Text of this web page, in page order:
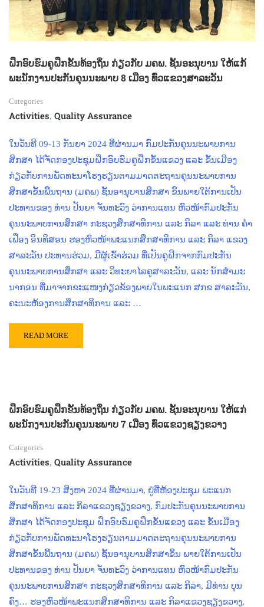
ຝຶກອົບຮົມຄູຝຶກຂັ້ນທ້ອງຖິ່ນ ກ່ຽວກັບ ມຄພ. ຊັ້ນອະນຸບານ ໃຫ້ແກ້
ພະນັກງານປະກັນຄຸນນະພາບ 8 ເມືອງ ທົ່ວແຂວງສາລະວັນ
Categories
Activities, Quality Assurance
ໃນວັນທີ 09-13 ກັນຍາ 2024 ທີ່ຜ່ານມາ ກົມປະກັນຄຸນນະພາບການ
ສຶກສາ ໄດ້ຈັດກອງປະຊຸມຝຶກອົບຮົມຄູຝຶກຂັ້ນແຂວງ ແລະ ຂັ້ນເມືອງ
ກ່ຽວກັບການພັດທະນາໂຮງຮຽນຕາມມາດຕະຖານຄຸນນະພາບການ
ສຶກສາຂັ້ນພື້ນຖານ (ມຄພ) ຊັ້ນອານຸບານສຶກສາ ຂຶ້ນພາຍໃຕ້ການເປັນ
ປະທານຂອງ ທ່ານ ປັນຍາ ຈັນທະວົງ ວ່າການແທນ ຫົວໜ້າກົມປະກັນ
ຄຸນນະພາບການສຶກສາ ກະຊວງສຶກສາທິການ ແລະ ກິລາ ແລະ ທ່ານ ຄໍາ
ເຟືອງ ອິນທິສອນ ຮອງຫົວໜ້າພະແນກສຶກສາທິການ ແລະ ກິລາ ແຂວງ
ສາລະວັນ ປະທານຮ່ວມ, ມີຜູ້ເຂົ້າຮ່ວມ ທີ່ເປັນຄູຝຶກຈາກກົມປະກັນ
ຄຸນນະພາບການສຶກສາ ແລະ ວິທະຍາໄລຄູສາລະວັນ, ແລະ ນັກສໍາມະ
ນາກອນ ທີ່ມາຈາກຂະແໜງກ່ຽວຂ້ອງພາຍໃນພະແນກ ສກຂ ສາລະວັນ,
ຄະນະຫ້ອງການສຶກສາທິການ ແລະ …
READ MORE
ຝຶກອົບຮົມຄູຝຶກຂັ້ນທ້ອງຖິ່ນ ກ່ຽວກັບ ມຄພ. ຊັ້ນອະນຸບານ ໃຫ້ແກ່
ພະນັກງານປະກັນຄຸນນະພາບ 7 ເມືອງ ທົ່ວແຂວງຊຽງຂວາງ
Categories
Activities, Quality Assurance
ໃນວັນທີ 19-23 ສິງຫາ 2024 ທີ່ຜ່ານມາ, ຢູ່ທີ່ຫ້ອງປະຊຸມ ພະແນກ
ສຶກສາທິການ ແລະ ກິລາແຂວງຊຽງຂວາງ, ກົມປະກັນຄຸນນະພາບການ
ສຶກສາ ໄດ້ຈັດກອງປະຊຸມ ຝຶກອົບຮົມຄູຝຶກຂັ້ນແຂວງ ແລະ ຂັ້ນເມືອງ
ກ່ຽວກັບການພັດທະນາໂຮງຮຽນຕາມມາດຕະຖານຄຸນນະພາບການ
ສຶກສາຂັ້ນພື້ນຖານ (ມຄພ) ຊັ້ນອານຸບານສຶກສາຂຶ້ນ ພາຍໃຕ້ການເປັນ
ປະທານຂອງ ທ່ານ ປັນຍາ ຈັນທະວົງ ວ່າການແທນ ຫົວໜ້າກົມປະກັນ
ຄຸນນະພາບການສຶກສາ ກະຊວງສຶກສາທິການ ແລະ ກິລາ, ມີທ່ານ ບຸນ
ຄົງ… ຮອງຫົວໜ້າພະແນກສຶກສາທິການ ແລະ ກິລາແຂວງຊຽງຂວາງ,